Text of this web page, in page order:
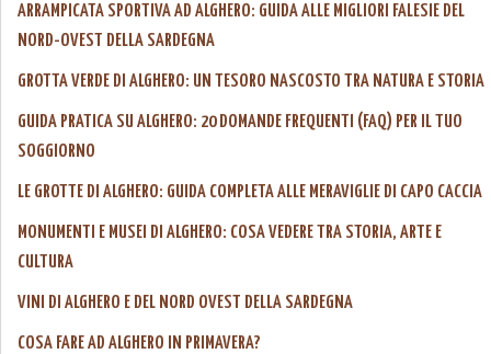
ARRAMPICATA SPORTIVA AD ALGHERO: GUIDA ALLE MIGLIORI FALESIE DEL
NORD-OVEST DELLA SARDEGNA
GROTTA VERDE DI ALGHERO: UN TESORO NASCOSTO TRA NATURA E STORIA
GUIDA PRATICA SU ALGHERO: 20 DOMANDE FREQUENTI (FAQ) PER IL TUO
SOGGIORNO
LE GROTTE DI ALGHERO: GUIDA COMPLETA ALLE MERAVIGLIE DI CAPO CACCIA
MONUMENTI E MUSEI DI ALGHERO: COSA VEDERE TRA STORIA, ARTE E
CULTURA
VINI DI ALGHERO E DEL NORD OVEST DELLA SARDEGNA
COSA FARE AD ALGHERO IN PRIMAVERA?